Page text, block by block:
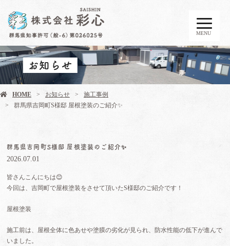
MENU
お知らせ
HOME お知らせ
施工事例
群馬県吉岡町S様邸 屋根塗装のご紹介✨
群馬県吉岡町S様邸 屋根塗装のご紹介✨
2026.07.01
皆さんこんにちは😊
今回は、吉岡町で屋根塗装をさせて頂いたS様邸のご紹介です！
屋根塗装
施工前は、屋根全体に色あせや塗膜の劣化が見られ、防水性能の低下が進んで
いました。